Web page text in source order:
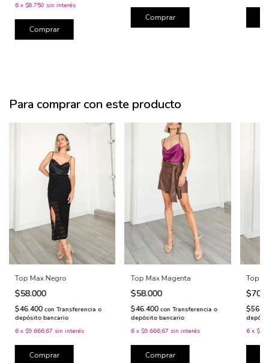
6 x $8.750 sin interés
Comprar
Comprar
Para comprar con este producto
Top Max Negro
$58.000
$46.400 con Transferencia o
depósito bancario
6 x $9.666,67 sin interés
Comprar
Top Max Magenta
$58.000
$46.400 con Transferencia o
depósito bancario
6 x $9.666,67 sin interés
Comprar
Top
6 x